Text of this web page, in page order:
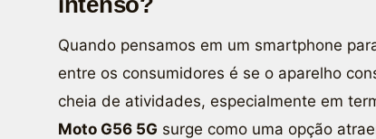
Quando pensamos em um smartphone
entre os consumidores é se o aparelho
cheia de atividades, especialmente em
Moto G56 5G surge como uma opção